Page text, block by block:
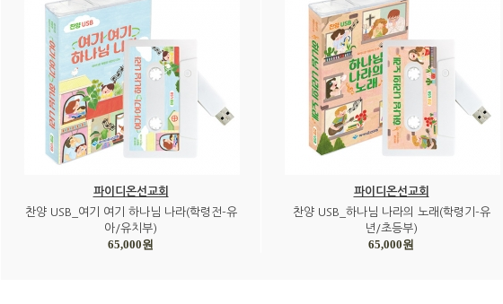
파이디온선교회
찬양 USB_여기 여기 하나님 나라(학령전-유
아/유치부)
65,000원
파이디온선교회
찬양 USB_하나님 나라의 노래(학령기-유
년/초등부)
65,000원